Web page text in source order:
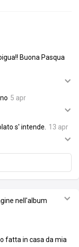
Buona Pasqua
5 apr
s' intende.
13 apr
nell'album
fatta in casa da mia